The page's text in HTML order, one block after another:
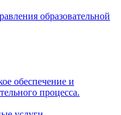
образовательной
обеспечение и
процесса.